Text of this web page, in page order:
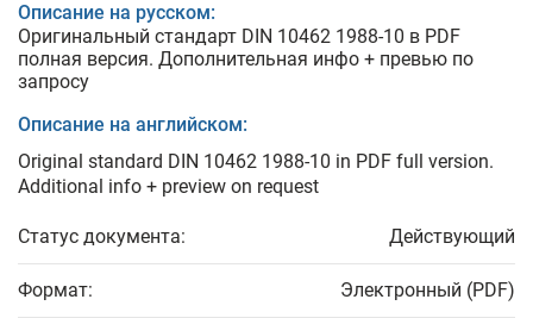
Описание на русском:
Оригинальный стандарт DIN 10462 1988-10 в PDF
полная версия. Дополнительная инфо + превью по
запросу
Описание на английском:
Original standard DIN 10462 1988-10 in PDF full version.
Additional info + preview on request
Статус документа: Действующий
Формат: Электронный (PDF)